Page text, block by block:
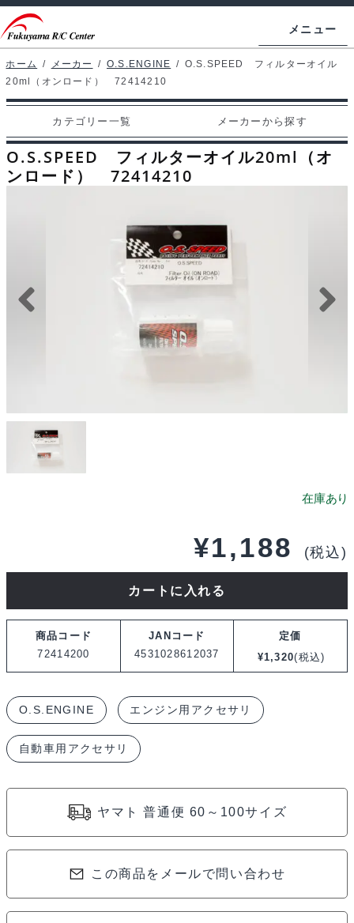
ビ
ゲ
ー
シ
ン
へ
ン
テ
ン
ツ
ス
キ
メニュー
ホームページ
マイアカウント
カート
支払い
お問い合わせ
ホーム / メーカー / O.S.ENGINE / O.S.SPEED フィルターオイル
20ml（オンロード） 72414210
カテゴリー一覧 メーカーから探す
O.S.SPEED フィルターオイル20ml（オ
ンロード） 72414210
¥1,188 (税込)
タ
ー
オ
イ
ル
ー
72414210
個
カートに入れる
商品コード
72414200
JANコード
4531028612037
定価
¥1,320(税込)
O.S.ENGINE エンジン用アクセサリ
自動車用アクセサリ
ヤマト 普通便 60～100サイズ
この商品をメールで問い合わせ